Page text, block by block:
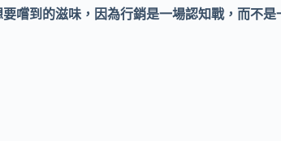
嚐到的滋味，因為行銷是一場認知戰，而不是